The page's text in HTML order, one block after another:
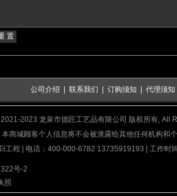
公司介绍 联系我们 订购须知 代理须知
2023 龙泉市德匠工艺品有限公司 版权所有, All
本商城顾客个人信息将不会被泄露给其他任何机构和
工程 | 电话：400-000-6782 13735919193 | 工作时
号-2
照